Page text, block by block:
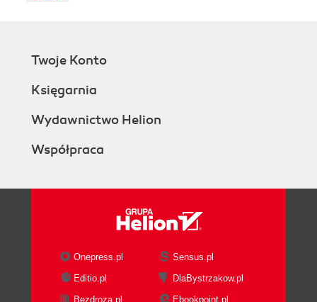
Twoje Konto
Księgarnia
Wydawnictwo Helion
Współpraca
Onepress.pl
Sensus.pl
Editio.pl
DlaBystrzakow.pl
Bezdroza.pl
Ebookpoint.pl